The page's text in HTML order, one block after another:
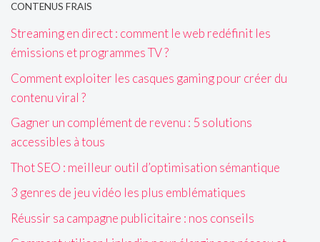
CONTENUS FRAIS
Streaming en direct : comment le web redéfinit les
émissions et programmes TV ?
Comment exploiter les casques gaming pour créer du
contenu viral ?
Gagner un complément de revenu : 5 solutions
accessibles à tous
Thot SEO : meilleur outil d’optimisation sémantique
3 genres de jeu vidéo les plus emblématiques
Réussir sa campagne publicitaire : nos conseils